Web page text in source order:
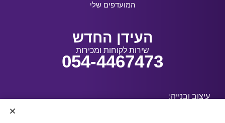
המועדפים שלי
העידן החדש
שירות לקוחות ומכירות
054-4467473
עיצוב ובנייה: